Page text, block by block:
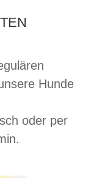
Hunde
oder per